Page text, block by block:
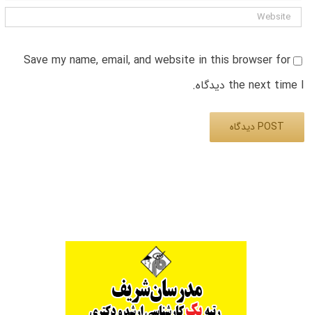
Save my name, email, and website in this browser for
the next time I دیدگاه.